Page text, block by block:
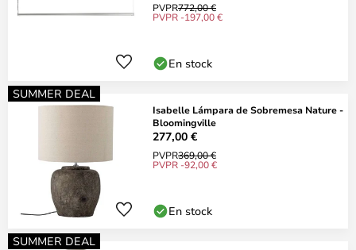
PVPR772,00 €
PVPR -197,00 €
En stock
SUMMER DEAL
Isabelle Lámpara de Sobremesa Nature -
Bloomingville
277,00 €
PVPR369,00 €
PVPR -92,00 €
En stock
SUMMER DEAL